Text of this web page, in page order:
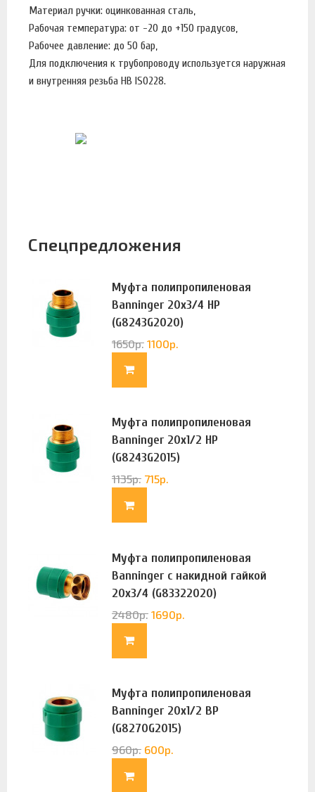
Материал ручки: оцинкованная сталь,
Рабочая температура: от -20 до +150 градусов,
Рабочее давление: до 50 бар,
Для подключения к трубопроводу используется наружная
и внутренняя резьба HB ISO228.
Спецпредложения
Муфта полипропиленовая
Banninger 20х3/4 НР
(G8243G2020)
1650р. 1100р.
Муфта полипропиленовая
Banninger 20х1/2 НР
(G8243G2015)
1135р. 715р.
Муфта полипропиленовая
Banninger с накидной гайкой
20х3/4 (G83322020)
2480р. 1690р.
Муфта полипропиленовая
Banninger 20х1/2 ВР
(G8270G2015)
960р. 600р.